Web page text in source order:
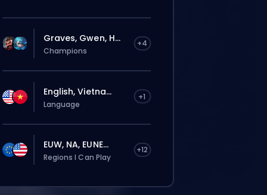
Graves, Gwen, H... +4
Champions
English, Vietna... +1
Language
EUW, NA, EUNE... +12
Regions I Can Play